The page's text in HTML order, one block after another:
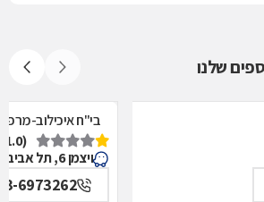
שלנו
ראש,צוואר,פה,לסתות-מערך,
בי"ח איכילוב-
תל אביב
(1.0)
ויצמן 6, תל אביב
6973262